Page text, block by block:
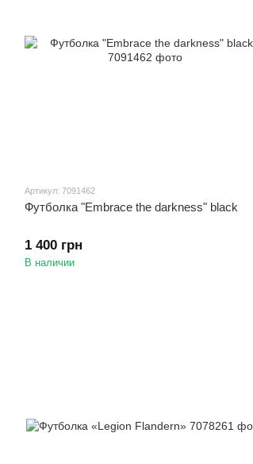
Артикул: 7091462
Футболка "Embrace the darkness" black
1 400 грн
В наличии